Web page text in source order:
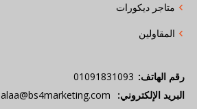
متاجر ديكورات
المقاولين
رقم الهاتف: 01091831093
البريد الإلكتروني:
alaa@bs4marketing.com